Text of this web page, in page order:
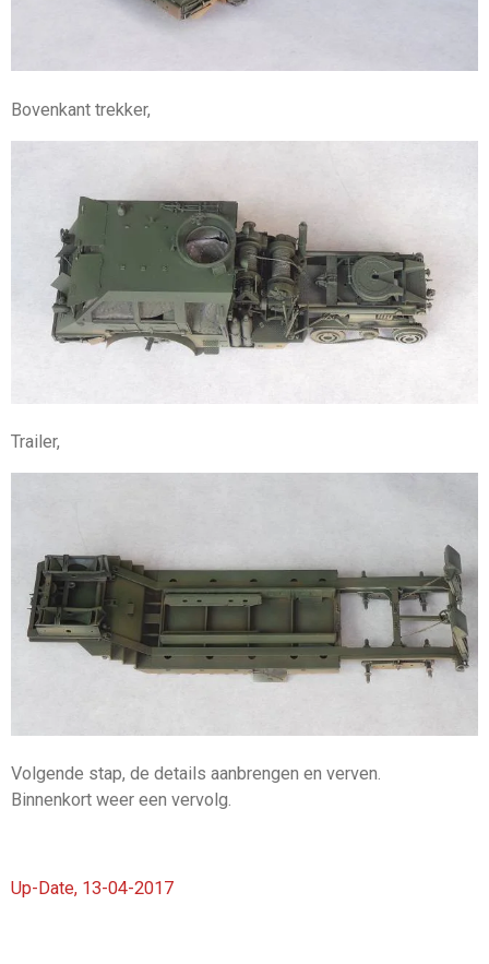
Bovenkant trekker,
Trailer,
Volgende stap, de details aanbrengen en verven.
Binnenkort weer een vervolg.
Up-Date, 13-04-2017